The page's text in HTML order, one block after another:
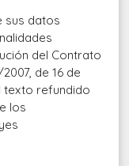
sus datos
del Contrato
de 16 de
texto refundido
los